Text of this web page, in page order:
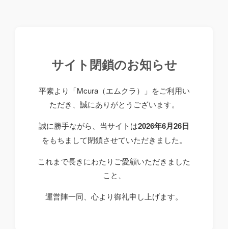
サイト閉鎖のお知らせ
平素より「Mcura（エムクラ）」をご利用い
ただき、誠にありがとうございます。
誠に勝手ながら、当サイトは2026年6月26日
をもちまして閉鎖させていただきました。
これまで長きにわたりご愛顧いただきました
こと、
運営陣一同、心より御礼申し上げます。